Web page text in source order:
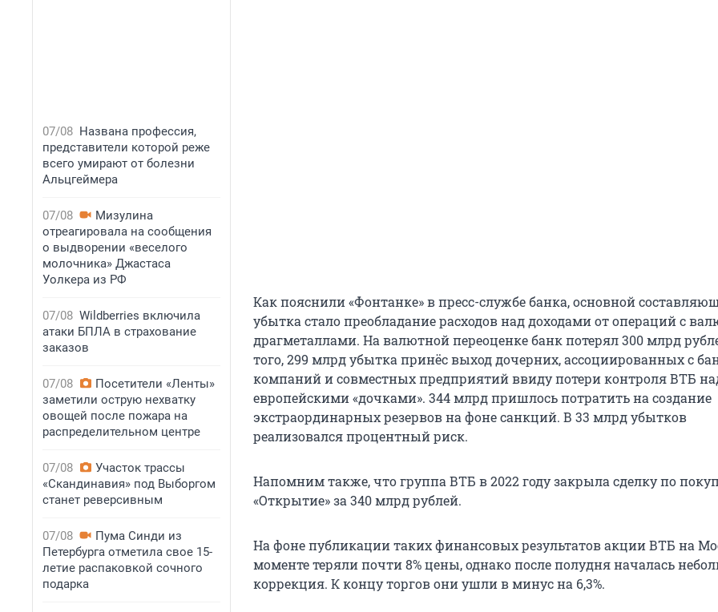
07/08 Названа профессия,
представители которой реже
всего умирают от болезни
Альцгеймера
07/08
Мизулина
отреагировала на сообщения
о выдворении «веселого
молочника» Джастаса
Уолкера из РФ
07/08 Wildberries включила
атаки БПЛА в страхование
заказов
07/08
Посетители «Ленты»
заметили острую нехватку
овощей после пожара на
распределительном центре
07/08
Участок трассы
«Скандинавия» под Выборгом
станет реверсивным
07/08
Пума Синди из
Петербурга отметила свое 15-
летие распаковкой сочного
подарка
Как пояснили «Фонтанке» в пресс-службе банка, основной
убытка стало преобладание расходов над доходами от операций с
драгметаллами. На валютной переоценке банк потерял 300 млрд
того, 299 млрд убытка принёс выход дочерних, ассоциированных с
компаний и совместных предприятий ввиду потери контроля ВТБ
европейскими «дочками». 344 млрд пришлось потратить на создание
экстраординарных резервов на фоне санкций. В 33 млрд убытков
реализовался процентный риск.
Напомним также, что группа ВТБ в 2022 году закрыла сделку по
«Открытие» за 340 млрд рублей.
На фоне публикации таких финансовых результатов акции ВТБ на
моменте теряли почти 8% цены, однако после полудня началась
коррекция. К концу торгов они ушли в минус на 6,3%.